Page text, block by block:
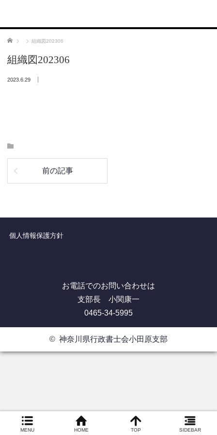
ホーム 組織図202306
組織図202306
2023.6.29
前の記事
個人情報保護方針
お電話でのお問い合わせは
支部長 小関康一
0465-34-5995
MENU HOME TOP SIDEBAR
© 神奈川県行政書士会小田原支部